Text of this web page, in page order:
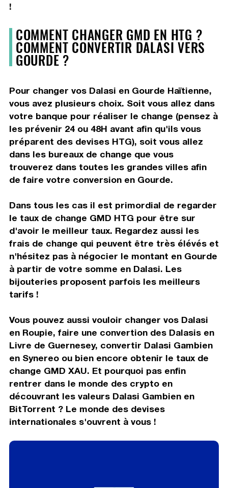
!
COMMENT CHANGER GMD EN HTG ?
COMMENT CONVERTIR DALASI VERS
GOURDE ?
Pour changer vos Dalasi en Gourde Haïtienne,
vous avez plusieurs choix. Soit vous allez dans
votre banque pour réaliser le change (pensez à
les prévenir 24 ou 48H avant afin qu'ils vous
préparent des devises HTG), soit vous allez
dans les bureaux de change que vous
trouverez dans toutes les grandes villes afin
de faire votre conversion en Gourde.
Dans tous les cas il est primordial de regarder
le taux de change GMD HTG pour être sur
d'avoir le meilleur taux. Regardez aussi les
frais de change qui peuvent être très élévés et
n'hésitez pas à négocier le montant en Gourde
à partir de votre somme en Dalasi. Les
bijouteries proposent parfois les meilleurs
tarifs !
Vous pouvez aussi vouloir changer vos Dalasi
en Roupie, faire une convertion des Dalasis en
Livre de Guernesey, convertir Dalasi Gambien
en Synereo ou bien encore obtenir le taux de
change GMD XAU. Et pourquoi pas enfin
rentrer dans le monde des crypto en
découvrant les valeurs Dalasi Gambien en
BitTorrent ? Le monde des devises
internationales s'ouvrent à vous !